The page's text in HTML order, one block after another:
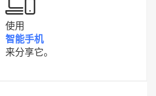
使用
智能手机
来分享它。